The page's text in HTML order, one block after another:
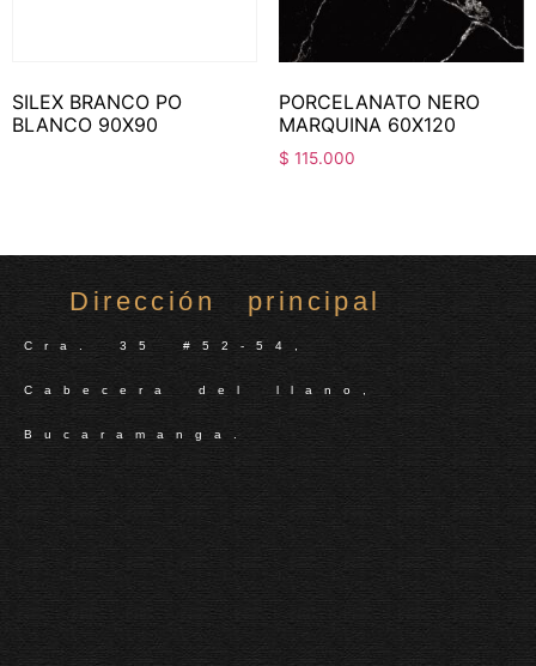
SILEX BRANCO PO
BLANCO 90X90
PORCELANATO NERO
MARQUINA 60X120
$ 115.000
Dirección principal
Cra. 35 #52-54,
Cabecera del llano,
Bucaramanga.